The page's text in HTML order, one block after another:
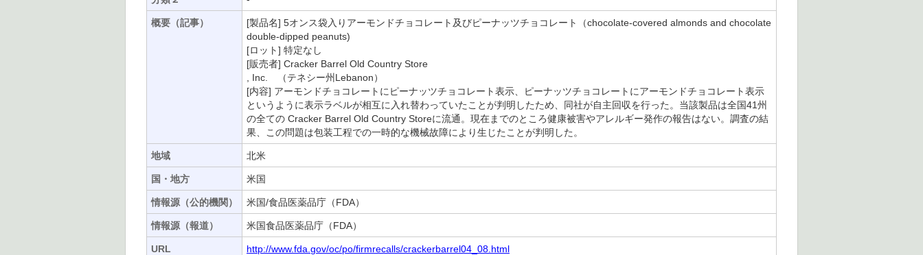
概要（記事）
[製品名] 5オンス袋入りアーモンドチョコレート及びピーナッツチョコレート（chocolate-covered almonds and chocolate
double-dipped peanuts)
[ロット] 特定なし
[販売者] Cracker Barrel Old Country Store
, Inc. （テネシー州Lebanon）
[内容] アーモンドチョコレートにピーナッツチョコレート表示、ピーナッツチョコレートにアーモンドチョコレート表示
というように表示ラベルが相互に入れ替わっていたことが判明したため、同社が自主回収を行った。当該製品は全国41州
の全ての Cracker Barrel Old Country Storeに流通。現在までのところ健康被害やアレルギー発作の報告はない。調査の結
果、この問題は包装工程での一時的な機械故障により生じたことが判明した。
地域 北米
国・地方 米国
情報源（公的機関） 米国/食品医薬品庁（FDA）
情報源（報道） 米国食品医薬品庁（FDA）
URL http://www.fda.gov/oc/po/firmrecalls/crackerbarrel04_08.html